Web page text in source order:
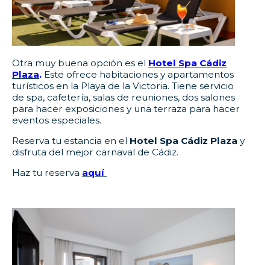
Otra muy buena opción es el Hotel Spa Cádiz
Plaza. Este ofrece habitaciones y apartamentos
turísticos en la Playa de la Victoria. Tiene servicio
de spa, cafetería, salas de reuniones, dos salones
para hacer exposiciones y una terraza para hacer
eventos especiales.
Reserva tu estancia en el Hotel Spa Cádiz Plaza y
disfruta del mejor carnaval de Cádiz.
Haz tu reserva aquí